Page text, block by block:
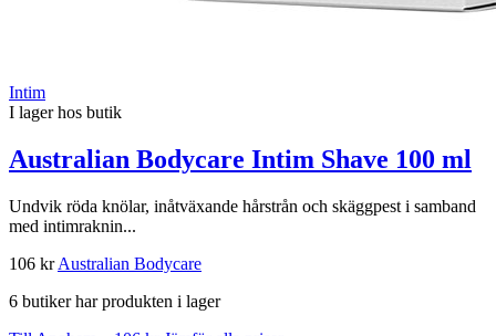
Intim
I lager hos butik
Australian Bodycare Intim Shave 100 ml
Undvik röda knölar, inåtväxande hårstrån och skäggpest i samband
med intimraknin...
106 krAustralian Bodycare
6 butiker har produkten i lager